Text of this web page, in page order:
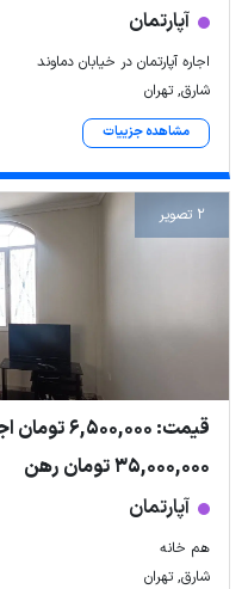
آپارتمان
اجاره آپارتمان در خیابان دماوند
شارق, تهران
مشاهده جزییات
2 تصویر
قیمت: 6,500,000 تومان اجاره
35,000,000 تومان رهن
آپارتمان
هم خانه
شارق, تهران